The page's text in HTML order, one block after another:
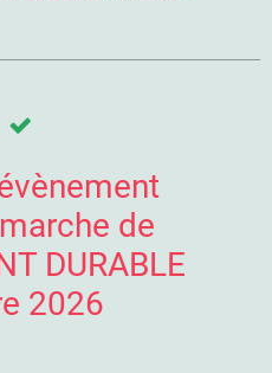
de
DURABLE
2026